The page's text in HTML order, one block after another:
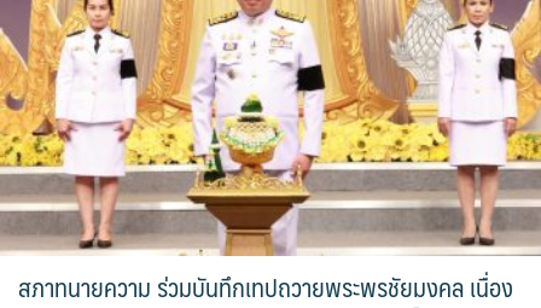
สภาทนายความ ร่วมบันทึกเทปถวายพระพรชัยมงคล เนื่อง